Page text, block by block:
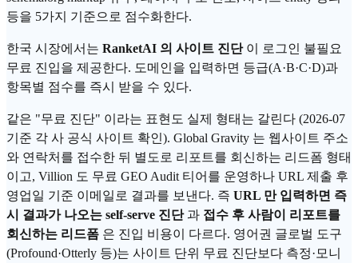
등을 5가지 기준으로 점수화한다.
한국 시장에서는 RanketAI 의 사이트 진단이 로그인 불필요
무료 진입을 제공한다. 도메인을 입력하면 등급(A·B·C·D)과
항목별 점수를 즉시 받을 수 있다.
같은 "무료 진단" 이라는 표현도 실제 형태는 갈린다 (2026-07
기준 각 사 공식 사이트 확인). Global Gravity 는 웹사이트 주소
와 연락처를 접수한 뒤 별도로 리포트를 회신하는 리드폼 형태
이고, Villion 도 무료 GEO Audit 티어를 운영하나 URL 제출 후
영업일 기준 이메일로 결과를 보낸다. 즉 URL 만 입력하면 즉
시 결과가 나오는 self-serve 진단과 접수 후 사람이 리포트를
회신하는 리드폼 은 진입 비용이 다르다. 영어권 글로벌 도구
(Profound·Otterly 등)는 사이트 단위 무료 진단보다 측정·모니